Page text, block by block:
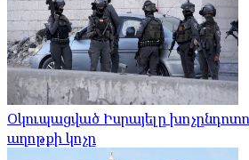
Օկուպացված Իսրայելը
աղոթքի կոչը